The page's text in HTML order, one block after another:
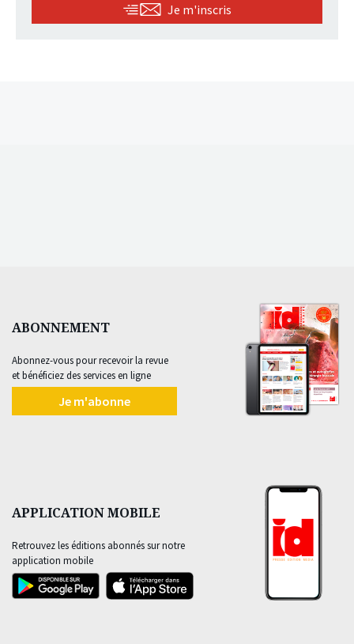
Je m'inscris
ABONNEMENT
Abonnez-vous pour recevoir la revue
et bénéficiez des services en ligne
Je m'abonne
APPLICATION MOBILE
Retrouvez les éditions abonnés sur notre
application mobile